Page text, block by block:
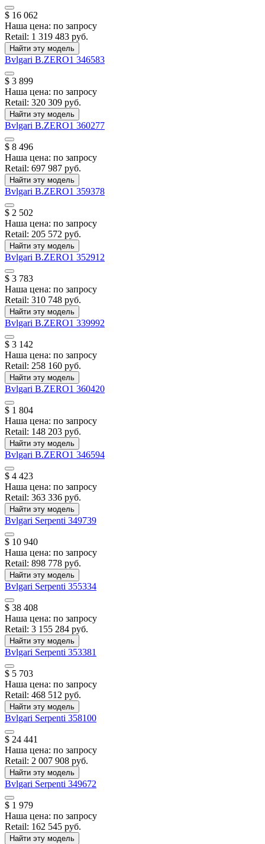
$ 16 062
Наша цена: по запросу
Retail: 1 319 483 руб.
Найти эту модель
Bvlgari B.ZERO1 346583
$ 3 899
Наша цена: по запросу
Retail: 320 309 руб.
Найти эту модель
Bvlgari B.ZERO1 360277
$ 8 496
Наша цена: по запросу
Retail: 697 987 руб.
Найти эту модель
Bvlgari B.ZERO1 359378
$ 2 502
Наша цена: по запросу
Retail: 205 572 руб.
Найти эту модель
Bvlgari B.ZERO1 352912
$ 3 783
Наша цена: по запросу
Retail: 310 748 руб.
Найти эту модель
Bvlgari B.ZERO1 339992
$ 3 142
Наша цена: по запросу
Retail: 258 160 руб.
Найти эту модель
Bvlgari B.ZERO1 360420
$ 1 804
Наша цена: по запросу
Retail: 148 203 руб.
Найти эту модель
Bvlgari B.ZERO1 346594
$ 4 423
Наша цена: по запросу
Retail: 363 336 руб.
Найти эту модель
Bvlgari Serpenti 349739
$ 10 940
Наша цена: по запросу
Retail: 898 778 руб.
Найти эту модель
Bvlgari Serpenti 355334
$ 38 408
Наша цена: по запросу
Retail: 3 155 284 руб.
Найти эту модель
Bvlgari Serpenti 353381
$ 5 703
Наша цена: по запросу
Retail: 468 512 руб.
Найти эту модель
Bvlgari Serpenti 358100
$ 24 441
Наша цена: по запросу
Retail: 2 007 908 руб.
Найти эту модель
Bvlgari Serpenti 349672
$ 1 979
Наша цена: по запросу
Retail: 162 545 руб.
Найти эту модель